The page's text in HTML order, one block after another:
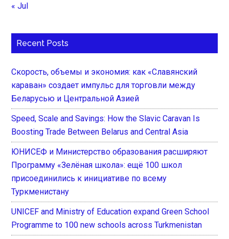
« Jul
Recent Posts
Скорость, объемы и экономия: как «Славянский
караван» создает импульс для торговли между
Беларусью и Центральной Азией
Speed, Scale and Savings: How the Slavic Caravan Is
Boosting Trade Between Belarus and Central Asia
ЮНИСЕФ и Министерство образования расширяют
Программу «Зелёная школа»: ещё 100 школ
присоединились к инициативе по всему
Туркменистану
UNICEF and Ministry of Education expand Green School
Programme to 100 new schools across Turkmenistan